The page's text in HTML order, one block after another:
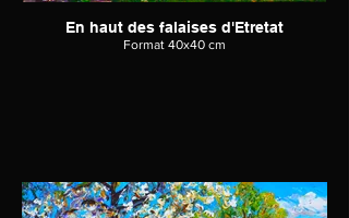
En haut des falaises d'Etretat
Format 40x40 cm